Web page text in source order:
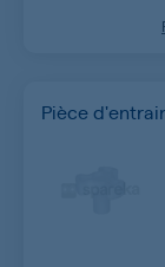
Pièce